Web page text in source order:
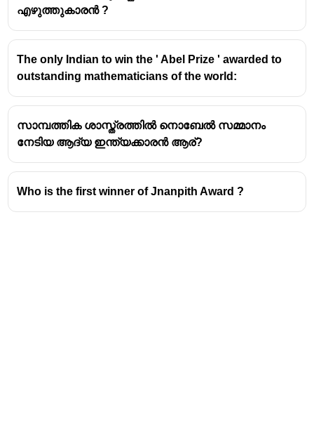
ഡി ഗുകേഷ് (ചെസ്സ്)
ഹർമൻപ്രീത് സിംഗ് (ഹോക്കി)
പ്രവീൺ കുമാർ (പാരാ അത്ലറ്റിക്സ്)
എഴുത്തുകാരൻ ?
The only Indian to win the ' Abel Prize ' awarded to
outstanding mathematicians of the world:
സാമ്പത്തിക ശാസ്ത്രത്തിൽ നൊബേൽ സമ്മാനം
നേടിയ ആദ്യ ഇന്ത്യക്കാരൻ ആര്?
Who is the first winner of Jnanpith Award ?